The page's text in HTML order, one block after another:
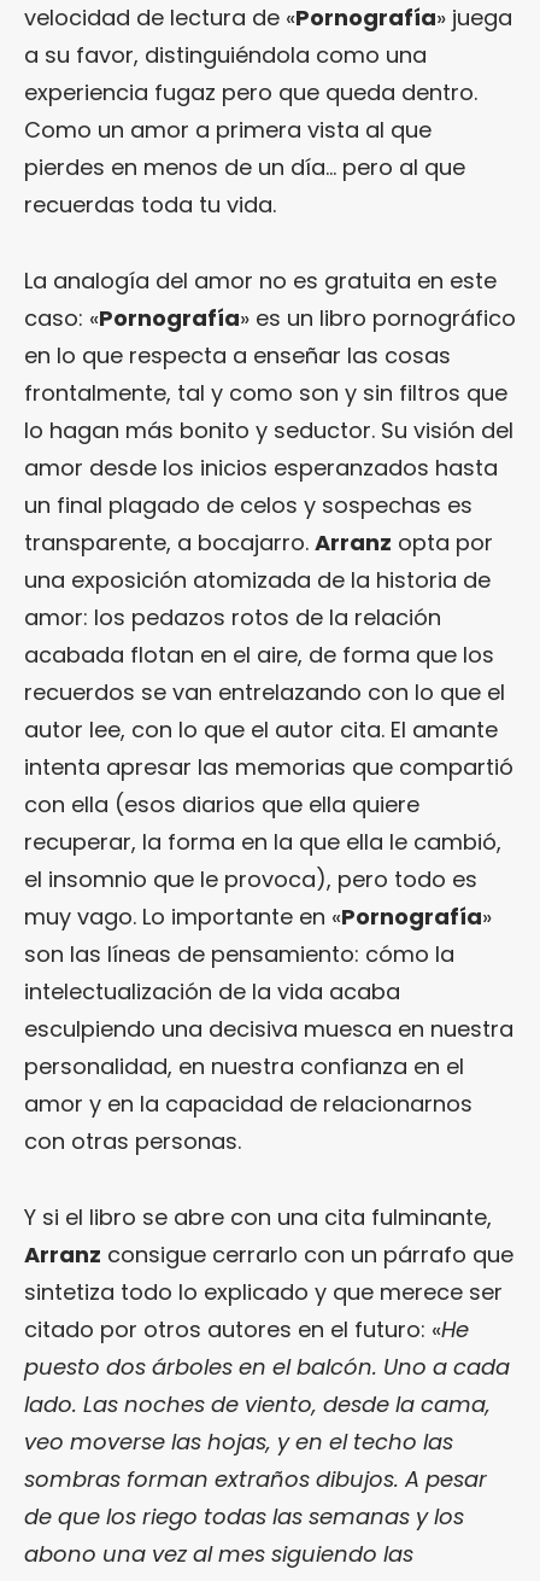
velocidad de lectura de «Pornografía» juega
a su favor, distinguiéndola como una
experiencia fugaz pero que queda dentro.
Como un amor a primera vista al que
pierdes en menos de un día… pero al que
recuerdas toda tu vida.
La analogía del amor no es gratuita en este
caso: «Pornografía» es un libro pornográfico
en lo que respecta a enseñar las cosas
frontalmente, tal y como son y sin filtros que
lo hagan más bonito y seductor. Su visión del
amor desde los inicios esperanzados hasta
un final plagado de celos y sospechas es
transparente, a bocajarro. Arranz opta por
una exposición atomizada de la historia de
amor: los pedazos rotos de la relación
acabada flotan en el aire, de forma que los
recuerdos se van entrelazando con lo que el
autor lee, con lo que el autor cita. El amante
intenta apresar las memorias que compartió
con ella (esos diarios que ella quiere
recuperar, la forma en la que ella le cambió,
el insomnio que le provoca), pero todo es
muy vago. Lo importante en «Pornografía»
son las líneas de pensamiento: cómo la
intelectualización de la vida acaba
esculpiendo una decisiva muesca en nuestra
personalidad, en nuestra confianza en el
amor y en la capacidad de relacionarnos
con otras personas.
Y si el libro se abre con una cita fulminante,
Arranz consigue cerrarlo con un párrafo que
sintetiza todo lo explicado y que merece ser
citado por otros autores en el futuro: «He
puesto dos árboles en el balcón. Uno a cada
lado. Las noches de viento, desde la cama,
veo moverse las hojas, y en el techo las
sombras forman extraños dibujos. A pesar
de que los riego todas las semanas y los
abono una vez al mes siguiendo las